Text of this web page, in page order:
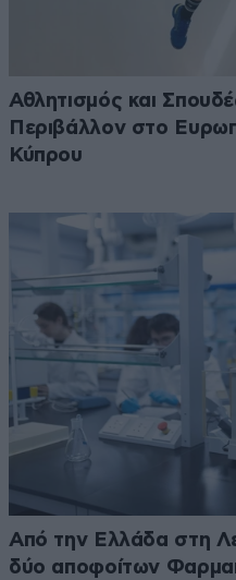
Αθλητισμός και
Περιβάλλον στο
Κύπρου
Από την Ελλάδα στη
δύο αποφοίτων